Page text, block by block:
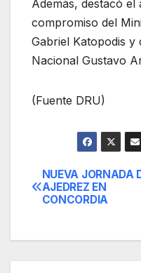
Además, destacó
compromiso del
Gabriel Katopodis y
Nacional Gustavo
(Fuente DRU)
de
entradas
NUEVA JORNADA
AJEDREZ EN
CONCORDIA